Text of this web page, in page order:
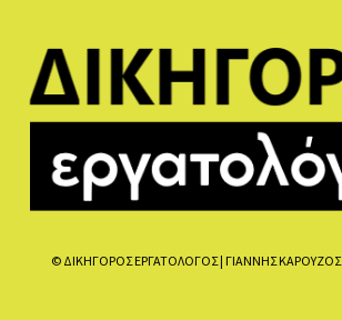
© ΔΙΚΗΓΟΡΟΣ ΕΡΓΑΤΟΛΟΓΟΣ | ΓΙΑΝΝΗΣ ΚΑΡΟΥΖΟΣ